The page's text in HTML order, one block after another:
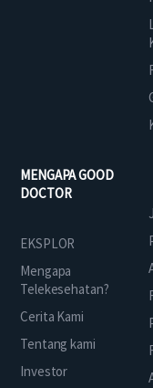
MENGAPA GOOD
DOCTOR
EKSPLOR
Mengapa
Telekesehatan?
Cerita Kami
Tentang kami
Investor